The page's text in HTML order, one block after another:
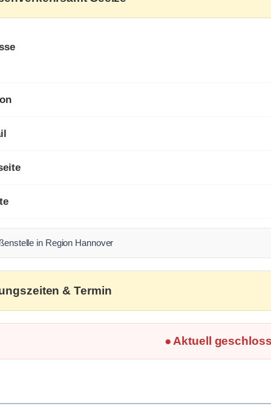
in Region Hannover
& Termin
● Aktuell